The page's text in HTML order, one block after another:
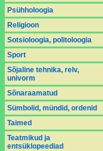
Psühholoogia
Religioon
Sotsioloogia, politoloogia
Sport
Sõjaline tehnika, relv,
univorm
Sõnaraamatud
Sümbolid, mündid, ordenid
Taimed
Teatmikud ja
entsüklopeediad